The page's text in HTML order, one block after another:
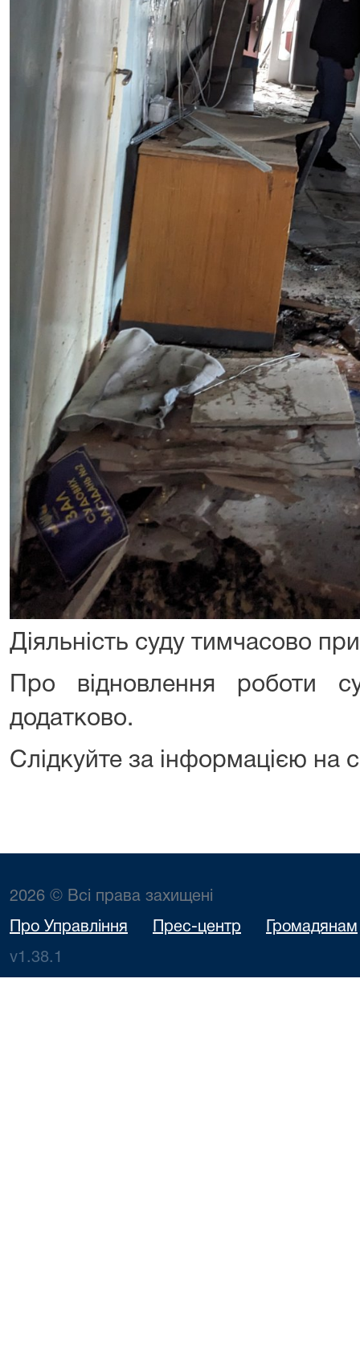
Діяльність суду тимчасово
Про відновлення роботи
додатково.
Слідкуйте за інформацією на
2026 © Всі права захищені
Про Управління Прес-центр Громадянам
v1.38.1